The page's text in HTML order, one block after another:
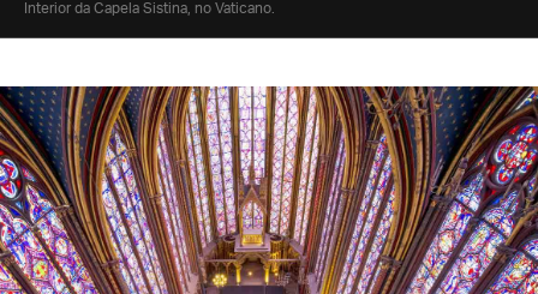
Interior da Capela Sistina, no Vaticano.